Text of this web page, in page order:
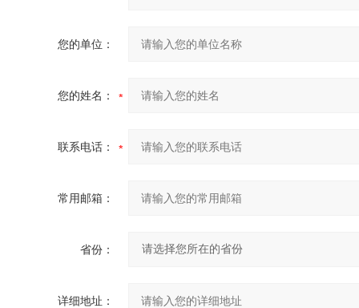
您的单位：
您的姓名：
联系电话：
常用邮箱：
省份：
详细地址：